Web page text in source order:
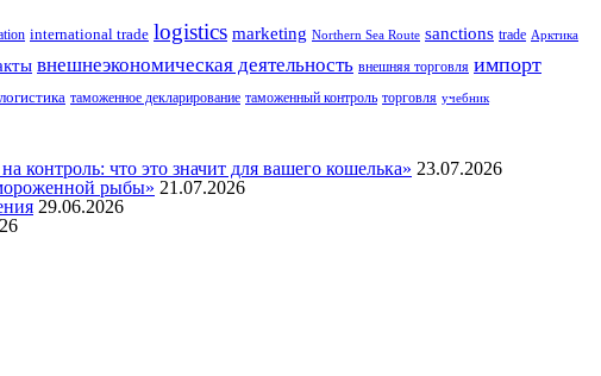
international trade logistics marketing Northern Sea Route sanctions trade Арктика
внешнеэкономическая деятельность внешняя торговля импорт
таможенное декларирование таможенный контроль торговля учебник
что это значит для вашего кошелька» 23.07.2026
рыбы» 21.07.2026
29.06.2026